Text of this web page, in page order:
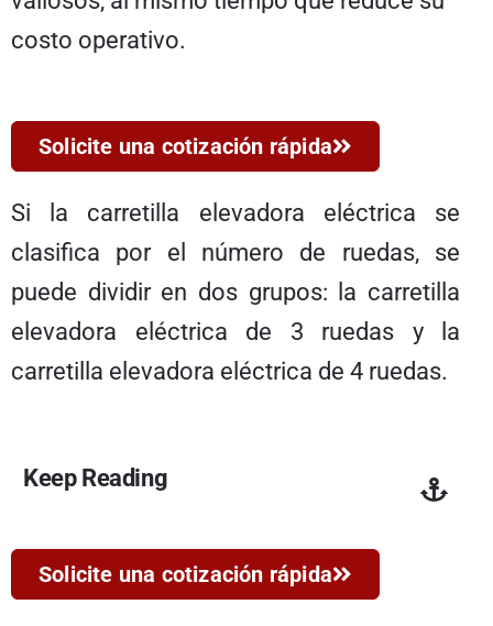
costo operativo.
Solicite una cotización rápida
Si la carretilla elevadora eléctrica se
clasifica por el número de ruedas, se
puede dividir en dos grupos: la carretilla
elevadora eléctrica de 3 ruedas y la
carretilla elevadora eléctrica de 4 ruedas.
Keep Reading
Solicite una cotización rápida